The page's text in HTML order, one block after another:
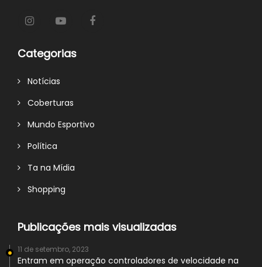
Categorias
Notícias
Coberturas
Mundo Esportivo
Política
Ta na Mídia
Shopping
Publicações mais visualizadas
11 de setembro, 2023
Entram em operação controladores de velocidade na